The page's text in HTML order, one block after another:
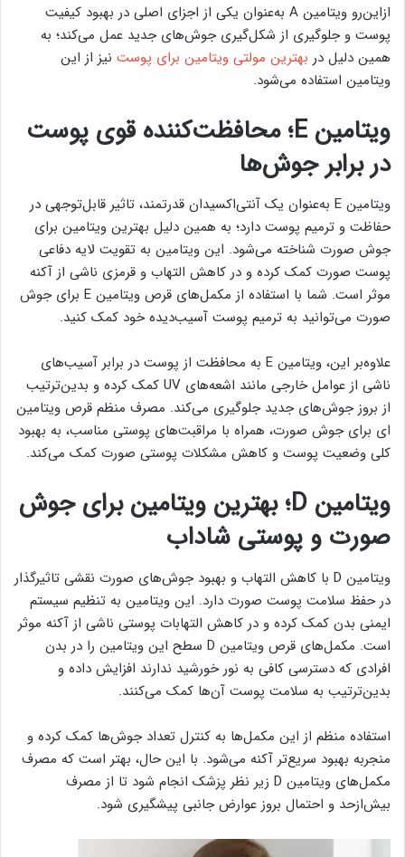
‌ازاین‌رو ویتامین A به‌عنوان یکی از اجزای اصلی در بهبود کیفیت
پوست و جلوگیری از شکل‌گیری جوش‌های جدید عمل می‌کند؛ به
همین دلیل در بهترین مولتی ویتامین برای پوست نیز از این
ویتامین استفاده می‌شود.
ویتامین E؛ محافظت‌کننده قوی پوست
در برابر جوش‌ها
ویتامین E به‌عنوان یک آنتی‌اکسیدان قدرتمند، تاثیر قابل‌توجهی در
حفاظت و ترمیم پوست دارد؛ به همین دلیل بهترین ویتامین برای
جوش صورت شناخته می‌شود. این ویتامین به تقویت لایه دفاعی
پوست صورت کمک کرده و در کاهش التهاب و قرمزی ناشی از آکنه
موثر است. شما با استفاده از مکمل‌های قرص ویتامین E برای جوش
صورت می‌توانید به ترمیم پوست آسیب‌دیده خود کمک کنید.
علاوه‌بر این، ویتامین E به محافظت از پوست در برابر آسیب‌های
ناشی از عوامل خارجی مانند اشعه‌های UV کمک کرده و بدین‌ترتیب
از بروز جوش‌های جدید جلوگیری می‌کند. مصرف منظم قرص ویتامین
ای برای جوش صورت، همراه با مراقبت‌های پوستی مناسب، به بهبود
کلی وضعیت پوست و کاهش مشکلات پوستی صورت کمک می‌کند.
ویتامین D؛ بهترین ویتامین برای جوش
صورت و پوستی شاداب
ویتامین D با کاهش التهاب و بهبود جوش‌های صورت نقشی تاثیرگذار
در حفظ سلامت پوست صورت دارد. این ویتامین به تنظیم سیستم
ایمنی بدن کمک کرده و در کاهش التهابات پوستی ناشی از آکنه موثر
است. مکمل‌های قرص ویتامین D سطح این ویتامین را در بدن
افرادی که دسترسی کافی به نور خورشید ندارند افزایش داده و
بدین‌ترتیب به سلامت پوست آن‌ها کمک می‌کنند.
استفاده منظم از این مکمل‌ها به کنترل تعداد جوش‌ها کمک کرده و
منجربه بهبود سریع‌تر آکنه می‌شود. با این حال، بهتر است که مصرف
مکمل‌های ویتامین D زیر نظر پزشک انجام شود تا از مصرف
بیش‌ازحد و احتمال بروز عوارض جانبی پیشگیری شود.